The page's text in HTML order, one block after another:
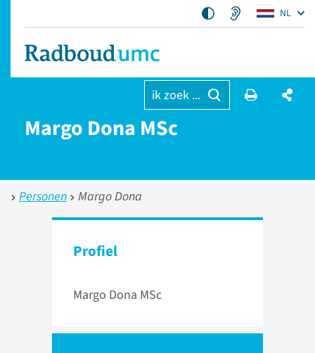
NL
ik zoek ...
Margo Dona MSc
Personen Margo Dona
Profiel
Margo Dona MSc